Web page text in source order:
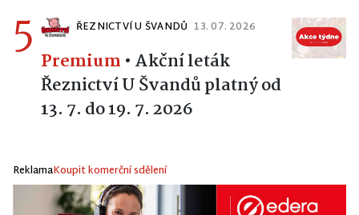
5 ŘEZNICTVÍ U ŠVANDŮ 13. 07. 2026
Premium • Akční leták
Řeznictví U Švandů platný od
13. 7. do 19. 7. 2026
ReklamaKoupit komerční sdělení